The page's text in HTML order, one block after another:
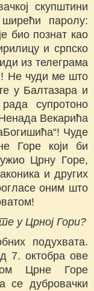
скупштини
паролу:
био познат као
и српско
из телеграма
Не чуди ме што
у Балтазара и
супротоно
Векарића
Чуде
Горе који би
Црну Горе,
и других
оним што
у Црној Гори?
подухвата.
7. октобра ове
Црне Горе
се дубровачки